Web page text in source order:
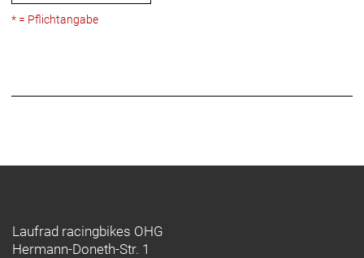
* = Pflichtangabe
Laufrad racingbikes OHG
Hermann-Doneth-Str. 1